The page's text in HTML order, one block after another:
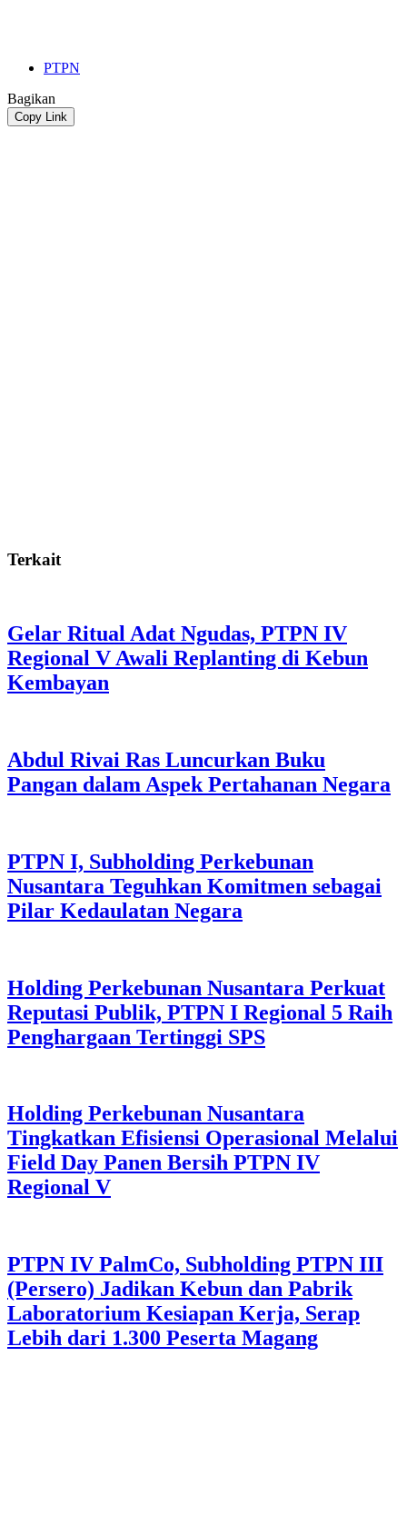
PTPN
Bagikan
Copy Link
Terkait
Gelar Ritual Adat Ngudas, PTPN IV
Regional V Awali Replanting di Kebun
Kembayan
Abdul Rivai Ras Luncurkan Buku
Pangan dalam Aspek Pertahanan Negara
PTPN I, Subholding Perkebunan
Nusantara Teguhkan Komitmen sebagai
Pilar Kedaulatan Negara
Holding Perkebunan Nusantara Perkuat
Reputasi Publik, PTPN I Regional 5 Raih
Penghargaan Tertinggi SPS
Holding Perkebunan Nusantara
Tingkatkan Efisiensi Operasional Melalui
Field Day Panen Bersih PTPN IV
Regional V
PTPN IV PalmCo, Subholding PTPN III
(Persero) Jadikan Kebun dan Pabrik
Laboratorium Kesiapan Kerja, Serap
Lebih dari 1.300 Peserta Magang